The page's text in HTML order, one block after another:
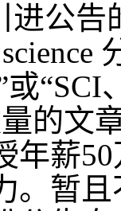
进公告
的文
年薪
。暂